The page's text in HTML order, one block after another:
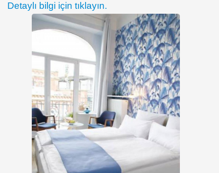
Detaylı bilgi için tıklayın.